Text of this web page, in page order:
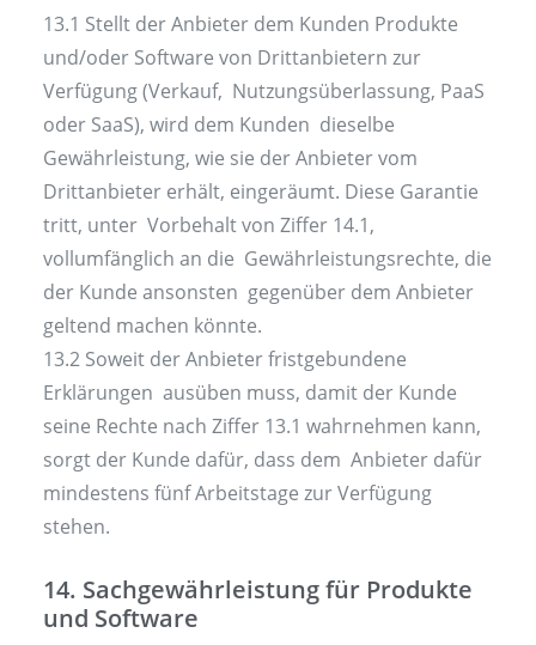
13.1 Stellt der Anbieter dem Kunden Produkte
und/oder Software von Drittanbietern zur
Verfügung (Verkauf, Nutzungsüberlassung, PaaS
oder SaaS), wird dem Kunden dieselbe
Gewährleistung, wie sie der Anbieter vom
Drittanbieter erhält, eingeräumt. Diese Garantie
tritt, unter Vorbehalt von Ziffer 14.1,
vollumfänglich an die Gewährleistungsrechte, die
der Kunde ansonsten gegenüber dem Anbieter
geltend machen könnte.
13.2 Soweit der Anbieter fristgebundene
Erklärungen ausüben muss, damit der Kunde
seine Rechte nach Ziffer 13.1 wahrnehmen kann,
sorgt der Kunde dafür, dass dem Anbieter dafür
mindestens fünf Arbeitstage zur Verfügung
stehen.
14. Sachgewährleistung für Produkte
und Software